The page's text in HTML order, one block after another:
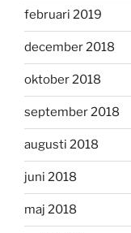
februari 2019
december 2018
oktober 2018
september 2018
augusti 2018
juni 2018
maj 2018